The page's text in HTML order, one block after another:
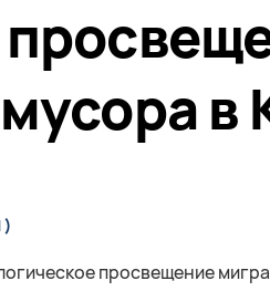
в
)
просвещение